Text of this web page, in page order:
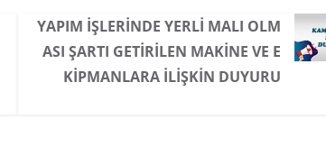
YAPIM IŞLERINDE YERLI MALI OLM
ASI ŞARTI GETIRILEN MAKINE VE E
KIPMANLARA ILIŞKIN DUYURU